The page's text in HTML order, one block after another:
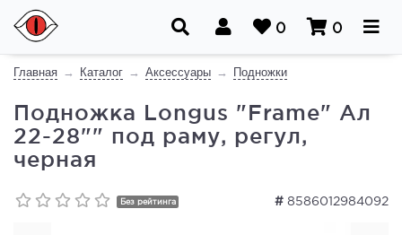
0 0
Главная Каталог Аксессуары Подножки
Подножка Longus "Frame" Ал
22-28"" под раму, регул,
черная
# 8586012984092
Без рейтинга